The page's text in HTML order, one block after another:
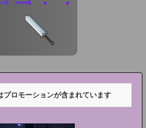
プロモーションが含まれています